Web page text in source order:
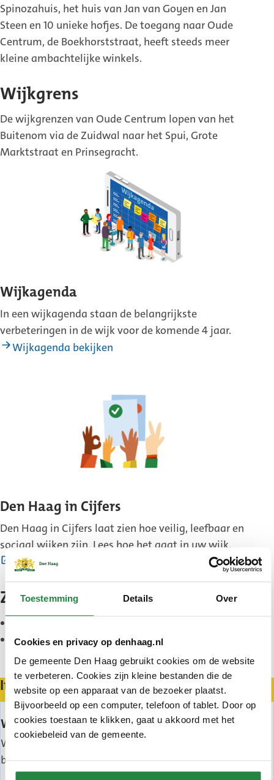
Toestemming Details Over
Cookies en privacy op denhaag.nl
De gemeente Den Haag gebruikt cookies om de website
te verbeteren. Cookies zijn kleine bestanden die de
website op een apparaat van de bezoeker plaatst.
Bijvoorbeeld op een computer, telefoon of tablet. Door op
cookies toestaan te klikken, gaat u akkoord met het
cookiebeleid van de gemeente.
Spinozahuis, het huis van Jan van Goyen en Jan
Steen en 10 unieke hofjes. De toegang naar Oude
Centrum, de Boekhorststraat, heeft steeds meer
kleine ambachtelijke winkels.
Wijkgrens
De wijkgrenzen van Oude Centrum lopen van het
Buitenom via de Zuidwal naar het Spui, Grote
Marktstraat en Prinsegracht.
Wijkagenda
In een wijkagenda staan de belangrijkste
verbeteringen in de wijk voor de komende 4 jaar.
Wijkagenda bekijken
Den Haag in Cijfers
Den Haag in Cijfers laat zien hoe veilig, leefbaar en
sociaal wijken zijn. Lees hoe het gaat in uw wijk.
Cijfers bekijken
Zie ook
link)
Binnenstadsplan
In de wijk
Wijkorganisatie Het Oude Centrum(Externe
Wijkorganisatie Het Oude Centrum zet zich in voor de
belangen van de bewoners.